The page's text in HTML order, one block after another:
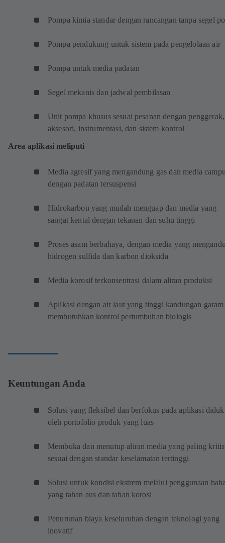
Pompa kimia standar dengan rancangan tanpa segel
Pompa pendukung untuk sistem pada pengelolaan air
Pompa untuk media padatan
Segel mekanis dan jadwal pembilasan
Unit pompa khusus sesuai pesanan dengan penggerak,
aksesori, instrumentasi, dan sistem kontrol
Area aplikasi meliputi
Media agresif yang mengandung gas dan media
dengan padatan tersuspensi
Hidrokarbon yang mudah menguap dan media yang
sangat kental dengan tekanan dan suhu tinggi
Proses asam berbahaya, dengan media yang
hidrogen sulfida dan karbon dioksida
Media korosif terkonsentrasi dalam aliran produksi
Aplikasi dengan air laut yang tinggi kandungan garam
membutuhkan kontrol pertumbuhan biologis
Keuntungan Anda
Solusi yang fleksibel dan berfokus pada aplikasi
oleh portofolio produk yang luas
Membuka dan menutup aliran media yang paling
sesuai dengan standar keselamatan tertinggi
Solusi untuk kondisi ekstrem melalui penggunaan
yang tahan aus dan tahan korosi
Penurunan biaya keseluruhan dengan teknologi yang
inovatif